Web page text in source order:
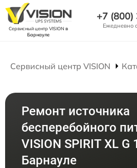
Сервисный центр VISION в
Барнауле
+7
Ежедневно
Сервисный центр VISION
Ремонт источника
бесперебойного
VISION SPIRIT XL G
Барнауле